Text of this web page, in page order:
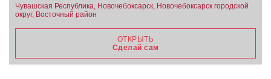
Чувашская Республика, Новочебоксарск, Новочебоксарск городской
округ, Восточный район
ОТКРЫТЬ
Сделай сам